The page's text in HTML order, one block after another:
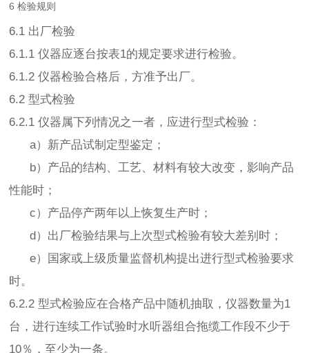
6 检验规则
6.1 出厂检验
6.1.1 仪器应逐台按表1的规定要求进行检验。
6.1.2 仪器检验合格后，方准予出厂。
6.2 型式检验
6.2.1 仪器属下列情况之一者，应进行型式检验：
a）新产品试制定型鉴定；
b）产品的结构、工艺、材料有较大改变，影响产品
性能时；
c）产品停产两年以上恢复生产时；
d）出厂检验结果与上次型式检验有较大差别时；
e）国家或上级质量监督机构提出进行型式检验要求
时。
6.2.2 型式检验应在合格产品中随机抽取，仪器数量为1
台，进行连续工作试验时水听器组合拖缆工作段不少于
10％，至少为一条。